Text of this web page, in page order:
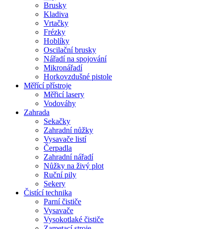
Brusky
Kladiva
Vrtačky
Frézky
Hoblíky
Oscilační brusky
Nářadí na spojování
Mikronářadí
Horkovzdušné pistole
Měřící přístroje
Měřicí lasery
Vodováhy
Zahrada
Sekačky
Zahradní nůžky
Vysavače listí
Čerpadla
Zahradní nářadí
Nůžky na živý plot
Ruční pily
Sekery
Čistící technika
Parní čističe
Vysavače
Vysokotlaké čističe